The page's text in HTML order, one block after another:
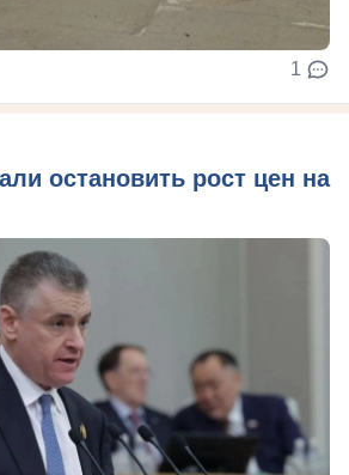
1
остановить рост цен на